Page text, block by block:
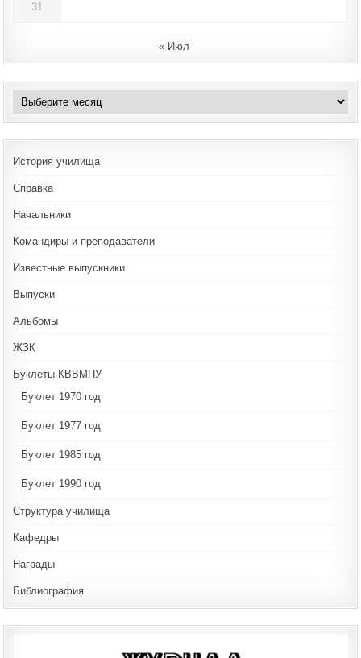
31
« Июл
Архивы
История училища
Справка
Начальники
Командиры и преподаватели
Известные выпускники
Выпуски
Альбомы
ЖЗК
Буклеты КВВМПУ
Буклет 1970 год
Буклет 1977 год
Буклет 1985 год
Буклет 1990 год
Структура училища
Кафедры
Награды
Библиография